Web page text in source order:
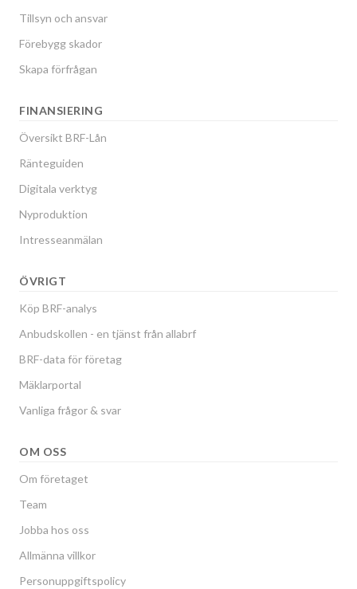
Tillsyn och ansvar
Förebygg skador
Skapa förfrågan
FINANSIERING
Översikt BRF-Lån
Ränteguiden
Digitala verktyg
Nyproduktion
Intresseanmälan
ÖVRIGT
Köp BRF-analys
Anbudskollen - en tjänst från allabrf
BRF-data för företag
Mäklarportal
Vanliga frågor & svar
OM OSS
Om företaget
Team
Jobba hos oss
Allmänna villkor
Personuppgiftspolicy